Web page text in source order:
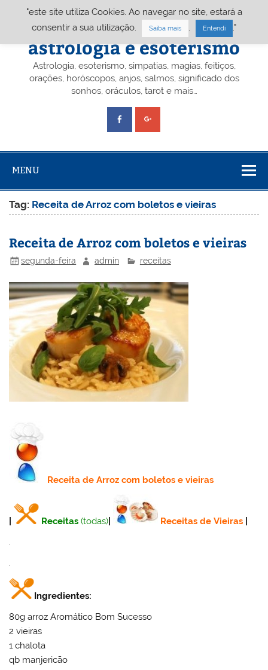
Portal A&E – Portal
astrologia e esoterismo
Astrologia, esoterismo, simpatias, magias, feitiços,
orações, horóscopos, anjos, salmos, significado dos
sonhos, oráculos, tarot e mais…
MENU
Tag: Receita de Arroz com boletos e vieiras
Receita de Arroz com boletos e vieiras
segunda-feira admin receitas
Receitade Arroz com boletos e vieiras
Receitas (todas) Receitas de Vieiras
.
.
Ingredientes:
80g arroz Aromático Bom Sucesso
2 vieiras
1 chalota
qb manjericão
"este site utiliza Cookies. Ao navegar no site, estará a
consentir a sua utilização.
Saiba mais Entendi ."